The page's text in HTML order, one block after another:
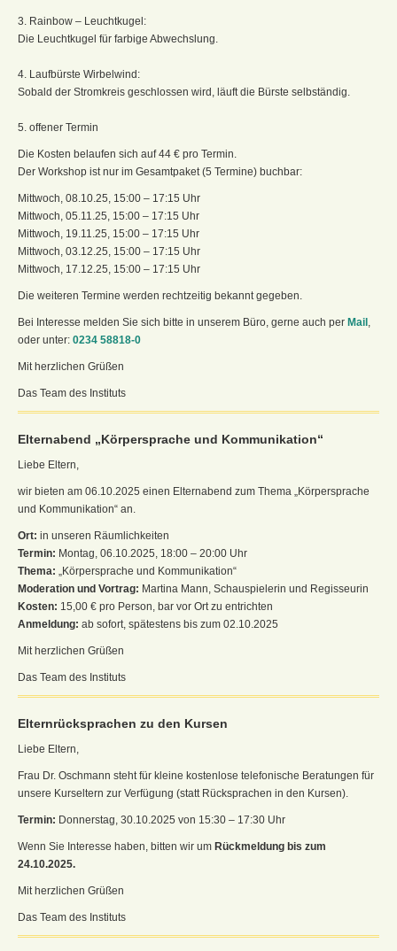
3. Rainbow – Leuchtkugel:
Die Leuchtkugel für farbige Abwechslung.
4. Laufbürste Wirbelwind:
Sobald der Stromkreis geschlossen wird, läuft die Bürste selbständig.
5. offener Termin
Die Kosten belaufen sich auf 44 € pro Termin.
Der Workshop ist nur im Gesamtpaket (5 Termine) buchbar:
Mittwoch, 08.10.25, 15:00 – 17:15 Uhr
Mittwoch, 05.11.25, 15:00 – 17:15 Uhr
Mittwoch, 19.11.25, 15:00 – 17:15 Uhr
Mittwoch, 03.12.25, 15:00 – 17:15 Uhr
Mittwoch, 17.12.25, 15:00 – 17:15 Uhr
Die weiteren Termine werden rechtzeitig bekannt gegeben.
Bei Interesse melden Sie sich bitte in unserem Büro, gerne auch per Mail
oder unter: 0234 58818-0
Mit herzlichen Grüßen
Das Team des Instituts
Elternabend „Körpersprache und Kommunikation“
Liebe Eltern,
wir bieten am 06.10.2025 einen Elternabend zum Thema „Körpersprache
und Kommunikation“ an.
Ort: in unseren Räumlichkeiten
Termin: Montag, 06.10.2025, 18:00 – 20:00 Uhr
Thema:
„Körpersprache und Kommunikation“
Moderation und Vortrag: Martina Mann, Schauspielerin und Regisseurin
Kosten: 15,00 € pro Person, bar vor Ort zu entrichten
Anmeldung: ab sofort, spätestens bis zum 02.10.2025
Mit herzlichen Grüßen
Das Team des Instituts
Elternrücksprachen zu den Kursen
Liebe Eltern,
Frau Dr. Oschmann steht für kleine kostenlose telefonische Beratungen für
unsere Kurseltern zur Verfügung (statt Rücksprachen in den Kursen).
Termin: Donnerstag, 30.10.2025 von 15:30 – 17:30 Uhr
Wenn Sie Interesse haben, bitten wir um Rückmeldung bis zum
24.10.2025.
Mit herzlichen Grüßen
Das Team des Instituts